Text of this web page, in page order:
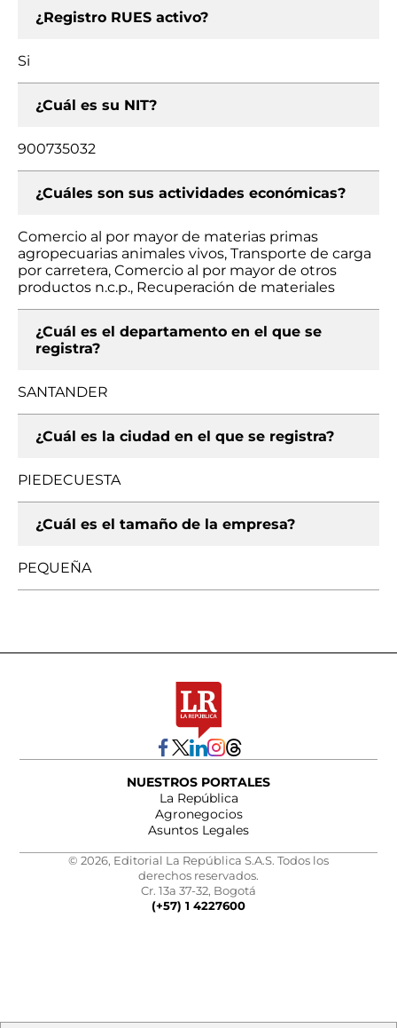
¿Registro RUES activo?
Si
¿Cuál es su NIT?
900735032
¿Cuáles son sus actividades económicas?
Comercio al por mayor de materias primas
agropecuarias animales vivos, Transporte de carga
por carretera, Comercio al por mayor de otros
productos n.c.p., Recuperación de materiales
¿Cuál es el departamento en el que se
registra?
SANTANDER
¿Cuál es la ciudad en el que se registra?
PIEDECUESTA
¿Cuál es el tamaño de la empresa?
PEQUEÑA
NUESTROS PORTALES
La República
Agronegocios
Asuntos Legales
© 2026, Editorial La República S.A.S. Todos los
derechos reservados.
Cr. 13a 37-32, Bogotá
(+57) 1 4227600